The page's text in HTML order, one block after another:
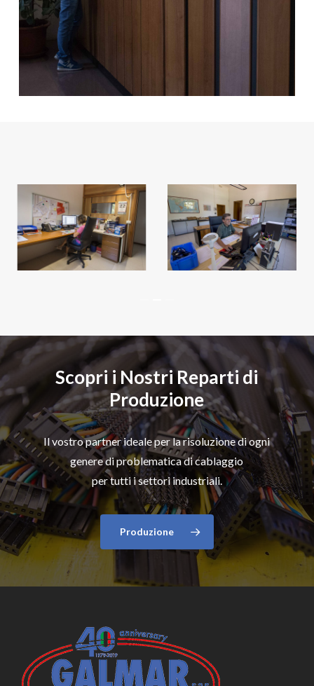
Scopri i Nostri Reparti di
Produzione
Il vostro partner ideale per la risoluzione di ogni
genere di problematica di cablaggio
per tutti i settori industriali.
Produzione